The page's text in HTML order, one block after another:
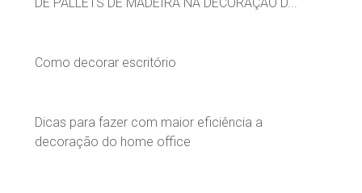
Como decorar escritório
Dicas para fazer com maior eficiência a
decoração do home office